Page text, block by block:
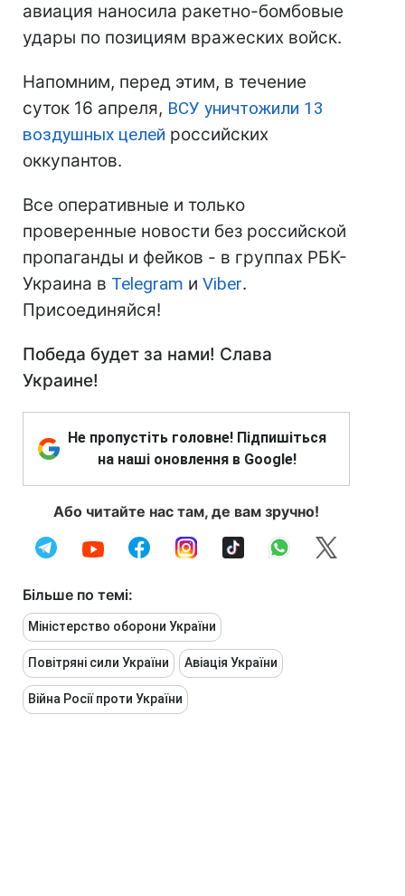
авиация наносила ракетно-бомбовые
удары по позициям вражеских войск.
Напомним, перед этим, в течение
суток 16 апреля, ВСУ уничтожили 13
воздушных целей российских
оккупантов.
Все оперативные и только
проверенные новости без российской
пропаганды и фейков - в группах РБК-
Украина в Telegram и Viber.
Присоединяйся!
Победа будет за нами! Слава
Украине!
Не пропустіть головне! Підпишіться
на наші оновлення в Google!
Або читайте нас там, де вам зручно!
Більше по темі:
Міністерство оборони України
Повітряні сили України Авіація України
Війна Росії проти України